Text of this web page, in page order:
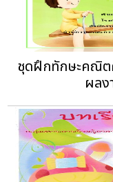
ชุดฝึกทักษะคณิต
ผล